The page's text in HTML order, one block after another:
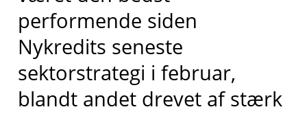
performende siden
Nykredits seneste
sektorstrategi i februar,
blandt andet drevet af stærk